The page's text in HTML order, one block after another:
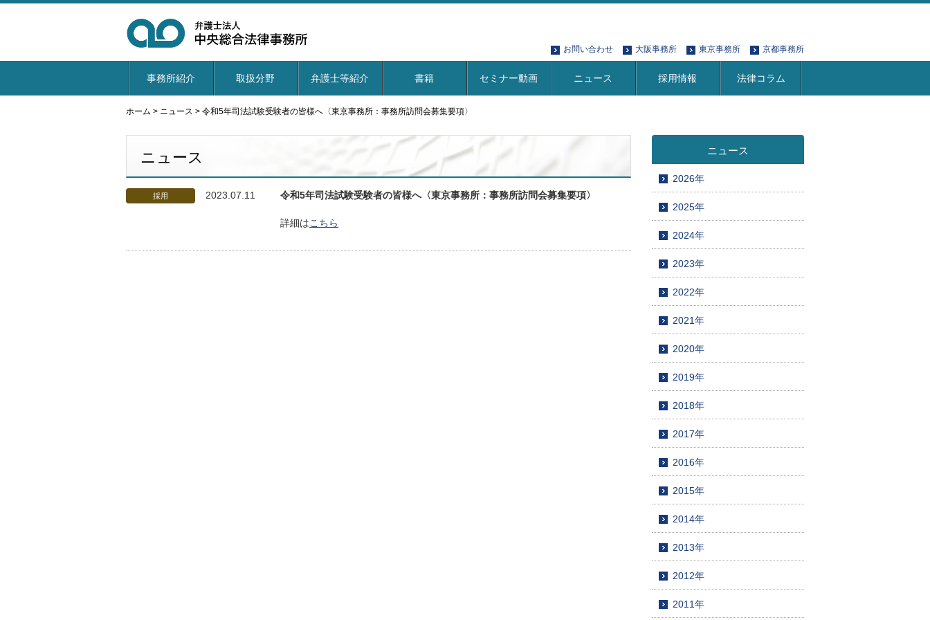
お問い合わせ 大阪事務所 東京事務所 京都事務所
事務所紹介 取扱分野 弁護士等紹介 書籍 セミナー動画 ニュース 採用情報 法律コラム
ホーム > ニュース > 令和5年司法試験受験者の皆様へ〈東京事務所：事務所訪問会募集要項〉
ニュース
採用 2023.07.11 令和5年司法試験受験者の皆様へ〈東京事務所：事務所訪問会募集要項〉
詳細はこちら
ニュース
2026年
2025年
2024年
2023年
2022年
2021年
2020年
2019年
2018年
2017年
2016年
2015年
2014年
2013年
2012年
2011年